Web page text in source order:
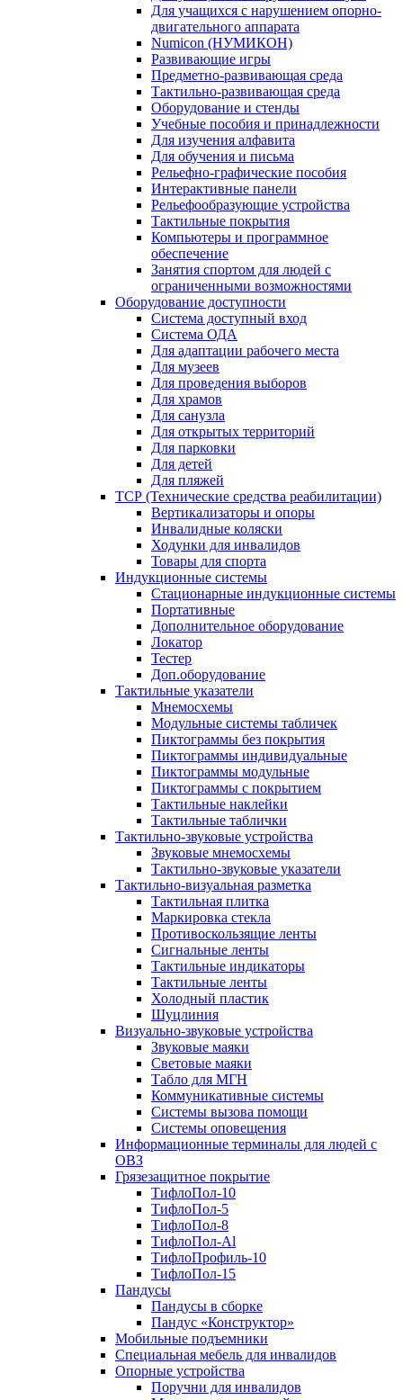
Для учащихся с нарушением опорно-
двигательного аппарата
Numicon (НУМИКОН)
Развивающие игры
Предметно-развивающая среда
Тактильно-развивающая среда
Оборудование и стенды
Учебные пособия и принадлежности
Для изучения алфавита
Для обучения и письма
Рельефно-графические пособия
Интерактивные панели
Рельефообразующие устройства
Тактильные покрытия
Компьютеры и программное
обеспечение
Занятия спортом для людей с
ограниченными возможностями
Оборудование доступности
Система доступный вход
Система ОДА
Для адаптации рабочего места
Для музеев
Для проведения выборов
Для храмов
Для санузла
Для открытых территорий
Для парковки
Для детей
Для пляжей
ТСР (Технические средства реабилитации)
Вертикализаторы и опоры
Инвалидные коляски
Ходунки для инвалидов
Товары для спорта
Индукционные системы
Стационарные индукционные системы
Портативные
Дополнительное оборудование
Локатор
Тестер
Доп.оборудование
Тактильные указатели
Мнемосхемы
Модульные системы табличек
Пиктограммы без покрытия
Пиктограммы индивидуальные
Пиктограммы модульные
Пиктограммы с покрытием
Тактильные наклейки
Тактильные таблички
Тактильно-звуковые устройства
Звуковые мнемосхемы
Тактильно-звуковые указатели
Тактильно-визуальная разметка
Тактильная плитка
Маркировка стекла
Противоскользящие ленты
Сигнальные ленты
Тактильные индикаторы
Тактильные ленты
Холодный пластик
Шуцлиния
Визуально-звуковые устройства
Звуковые маяки
Световые маяки
Табло для МГН
Коммуникативные системы
Системы вызова помощи
Системы оповещения
Информационные терминалы для людей с
ОВЗ
Грязезащитное покрытие
ТифлоПол-10
ТифлоПол-5
ТифлоПол-8
ТифлоПол-Al
ТифлоПрофиль-10
ТифлоПол-15
Пандусы
Пандусы в сборке
Пандус «Конструктор»
Мобильные подъемники
Специальная мебель для инвалидов
Опорные устройства
Поручни для инвалидов